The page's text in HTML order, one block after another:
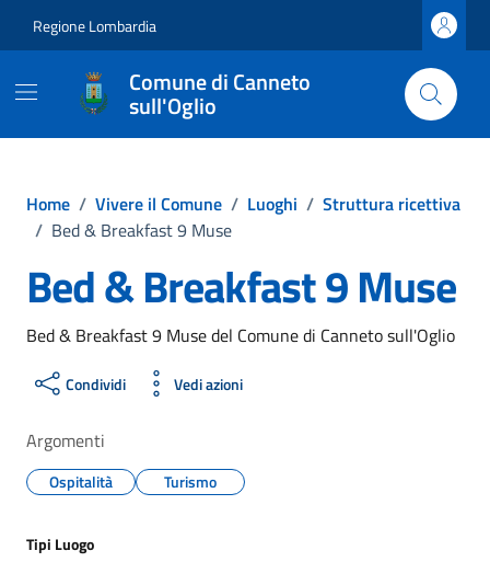
Regione Lombardia
Comune di Canneto
sull'Oglio
Home / Vivere il Comune / Luoghi / Struttura ricettiva
/ Bed & Breakfast 9 Muse
Bed & Breakfast 9 Muse
Bed & Breakfast 9 Muse del Comune di Canneto sull'Oglio
Condividi Vedi azioni
Argomenti
Ospitalità Turismo
Tipi Luogo